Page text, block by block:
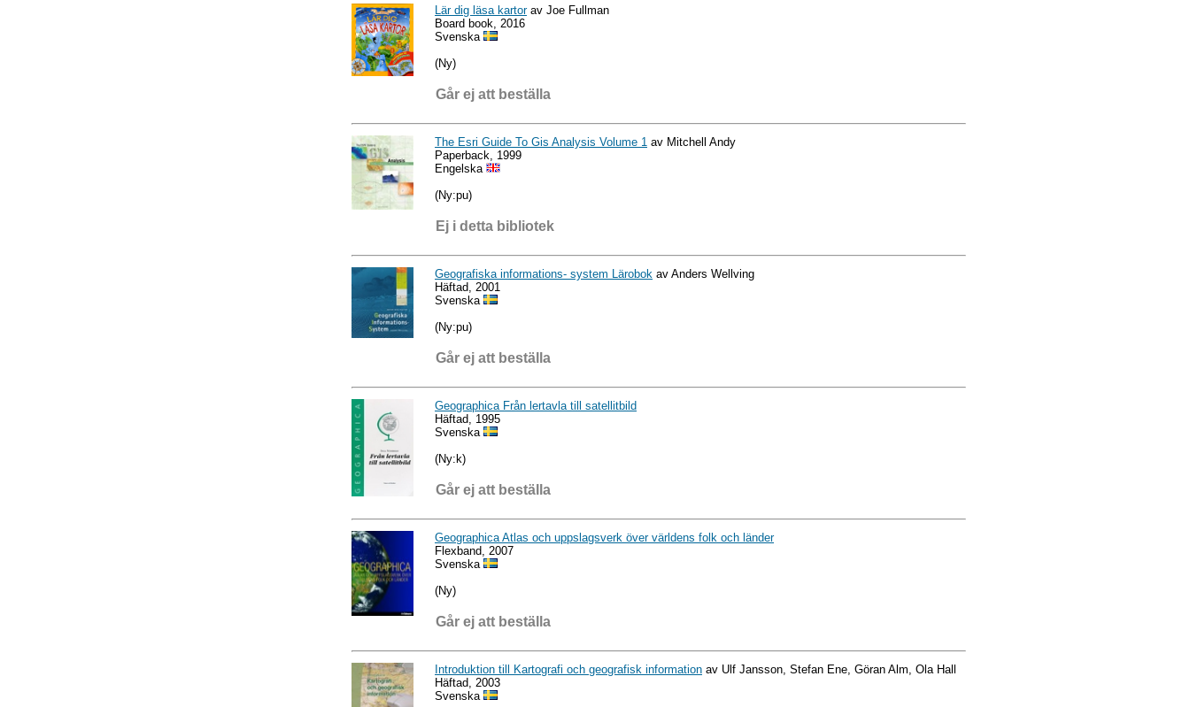
Lär dig läsa kartorav Joe Fullman
Board book, 2016
Svenska
(Ny)
Går ej att beställa
The Esri Guide To Gis Analysis Volume 1 av Mitchell Andy
Paperback, 1999
Engelska
(Ny:pu)
Ej i detta bibliotek
Geografiska informations- system Lärobok av Anders Wellving
Häftad, 2001
Svenska
(Ny:pu)
Går ej att beställa
Geographica Från lertavla till satellitbild
Häftad, 1995
Svenska
(Ny:k)
Går ej att beställa
Geographica Atlas och uppslagsverk över världens folk och länder
Flexband, 2007
Svenska
(Ny)
Går ej att beställa
Introduktion till Kartografi och geografisk information av Ulf Jansson, Stefan Ene, Göran Alm, Ola Hall
Häftad, 2003
Svenska